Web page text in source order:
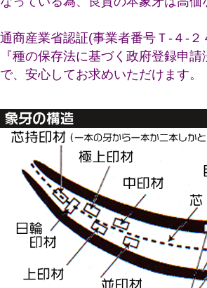
通商産業省認証(事業者番号Ｔ-４-２
『種の保存法に基づく政府登録申
で、安心してお求めいただけます。